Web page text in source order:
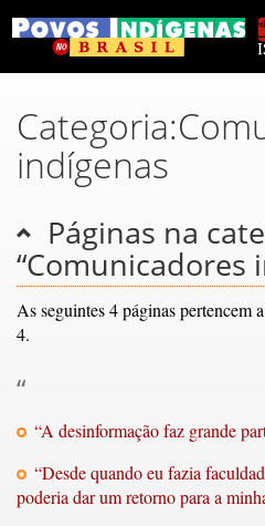
indígenas
Páginas na
“Comunicadores
As seguintes 4 páginas pertencem
4.
“
“A desinformação faz grande
“Desde quando eu fazia
poderia dar um retorno para a